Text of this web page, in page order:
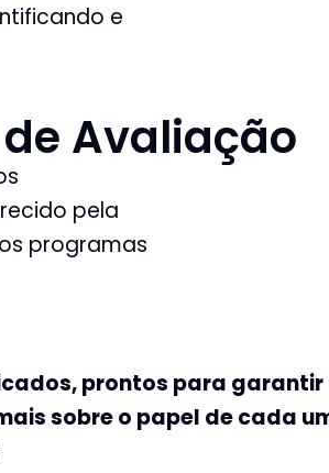
e
Avaliação
pela
programas
prontos para garantir
sobre o papel de cada